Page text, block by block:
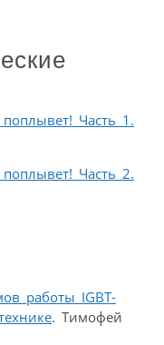
Часть 1.
Часть 2.
работы IGBT-
. Тимофей